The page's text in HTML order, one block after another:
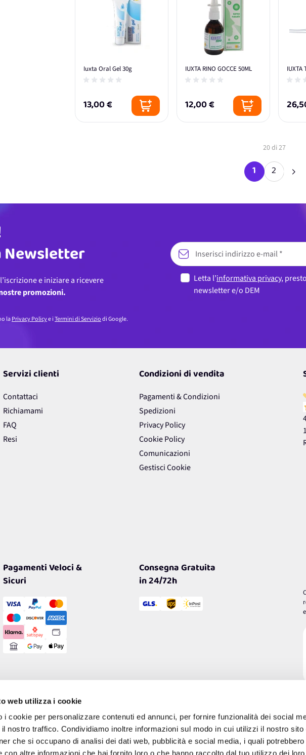
web utilizza i cookie
i cookie per personalizzare contenuti ed annunci, per fornire funzionalità dei social
nostro traffico. Condividiamo inoltre informazioni sul modo in cui utilizzi il nostro sito
che si occupano di analisi dei dati web, pubblicità e social media, i quali potrebbero
con altre informazioni che hai fornito loro o che hanno raccolto dal tuo utilizzo dei
Iuxta Oral Gel 30g
13,00 €
IUXTA RINO GOCCE 50ML
12,00 €
IUXTA
20di27
Attualmente
1 Pagina
2
e iniziare a ricevere
promozioni.
Letta l’informativa privacy,
newsletter e/o DEM
laPrivacy Policye iTermini di Serviziodi Google.
Servizi clienti
Contattaci
Richiamami
FAQ
Resi
Condizioni di vendita
Pagamenti & Condizioni
Spedizioni
Privacy Policy
Cookie Policy
Comunicazioni
Gestisci Cookie
Pagamenti Veloci &
Sicuri
Consegna Gratuita
in 24/72h